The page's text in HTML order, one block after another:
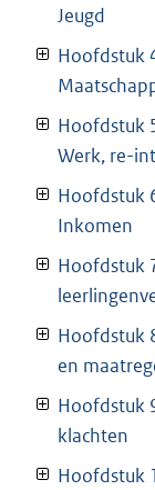
Jeugd
Hoofdstuk
Hoofdstuk
Werk, re-
Hoofdstuk
Inkomen
Hoofdstuk
Hoofdstuk
en
Hoofdstuk
klachten
Hoofdstuk